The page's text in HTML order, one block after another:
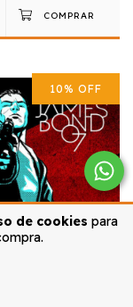
de cookies para
10% OFF